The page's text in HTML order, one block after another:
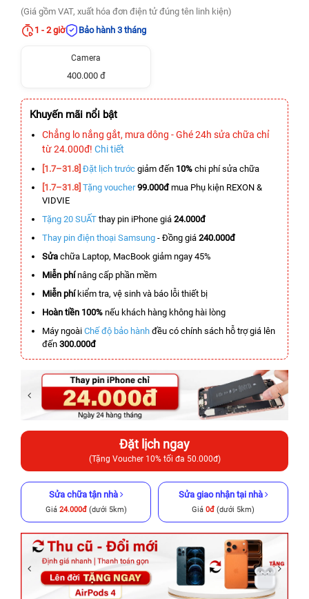
(Giá gồm VAT, xuất hóa đơn điện tử đúng tên linh kiện)
1 - 2 giờ
Bảo hành 3 tháng
Camera
400.000 đ
Khuyến mãi nổi bật
Chẳng lo nắng gắt, mưa dông - Ghé 24h sửa chữa chỉ
từ 24.000đ! Chi tiết
[1.7–31.8] Đặt lịch trước giảm đến 10% chi phí sửa chữa
[1.7–31.8] Tặng voucher 99.000đmua Phụ kiện REXON &
VIDVIE
Tặng 20 SUẤT thay pin iPhone giá 24.000đ
Thay pin điện thoại Samsung - Đồng giá 240.000đ
Sửa chữa Laptop, MacBook giảm ngay 45%
Miễn phínâng cấp phần mềm
Miễn phíkiểm tra, vệ sinh và báo lỗi thiết bị
Hoàn tiền 100% nếu khách hàng không hài lòng
Máy ngoài Chế độ bảo hành đều có chính sách hỗ trợ giá lên
đến 300.000đ
Đặt lịch ngay
(Tặng Voucher 10% tối đa 50.000đ)
Sửa chữa tận nhà
Giá 24.000đ(dưới 5km)
Sửa giao nhận tại nhà
Giá 0đ (dưới 5km)